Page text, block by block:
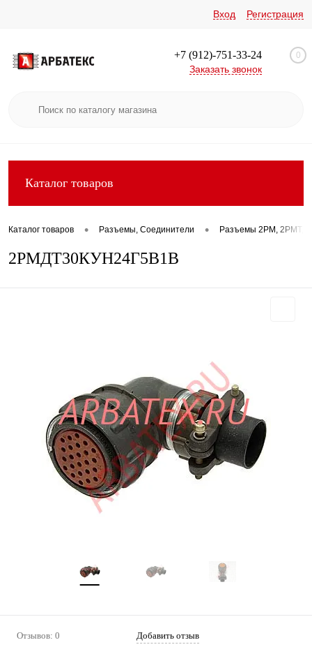
Вход Регистрация
+7 (912)-751-33-24
Заказать звонок
0
Каталог товаров
Каталог товаров • Разъемы, Соединители • Разъемы 2РМ, 2РМТ,
2РМДТ30КУН24Г5В1В
Отзывов: 0 Добавить отзыв